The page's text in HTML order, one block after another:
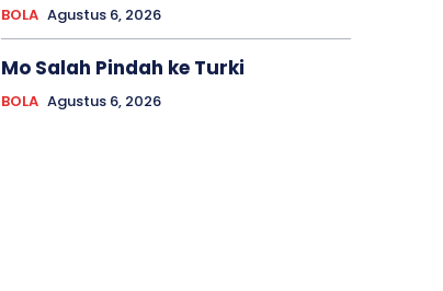
BOLA Agustus 6, 2026
Mo Salah Pindah ke Turki
BOLA Agustus 6, 2026